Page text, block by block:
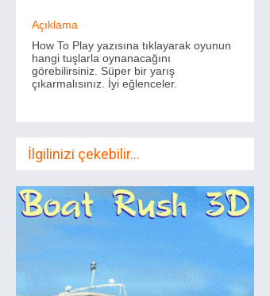
Açıklama
How To Play yazısına tıklayarak oyunun
hangi tuşlarla oynanacağını
görebilirsiniz. Süper bir yarış
çıkarmalısınız. İyi eğlenceler.
İlgilinizi çekebilir...